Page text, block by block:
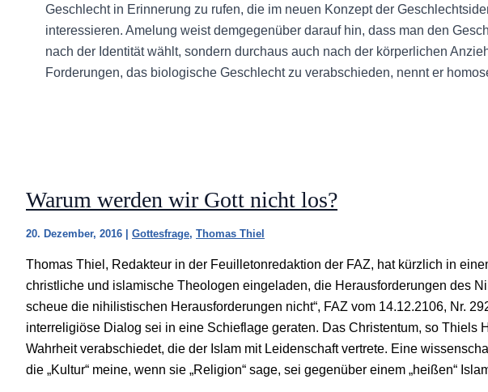
Geschlecht in Erinnerung zu rufen, die im neuen Konzept der
interessieren. Amelung weist demgegenüber darauf hin, dass man den
nach der Identität wählt, sondern durchaus auch nach der körperlichen
Forderungen, das biologische Geschlecht zu verabschieden, nennt er
Warum werden wir Gott nicht los?
20. Dezember, 2016 Gottesfrage, Thomas Thiel
Thomas Thiel, Redakteur in der Feuilletonredaktion der FAZ, hat kürzlich in
christliche und islamische Theologen eingeladen, die Herausforderungen des
scheue die nihilistischen Herausforderungen nicht“, FAZ vom 14.12.2106, Nr.
interreligiöse Dialog sei in eine Schieflage geraten. Das Christentum, so Thiels
Wahrheit verabschiedet, die der Islam mit Leidenschaft vertrete. Eine
die „Kultur“ meine, wenn sie „Religion“ sage, sei gegenüber einem „heißen“